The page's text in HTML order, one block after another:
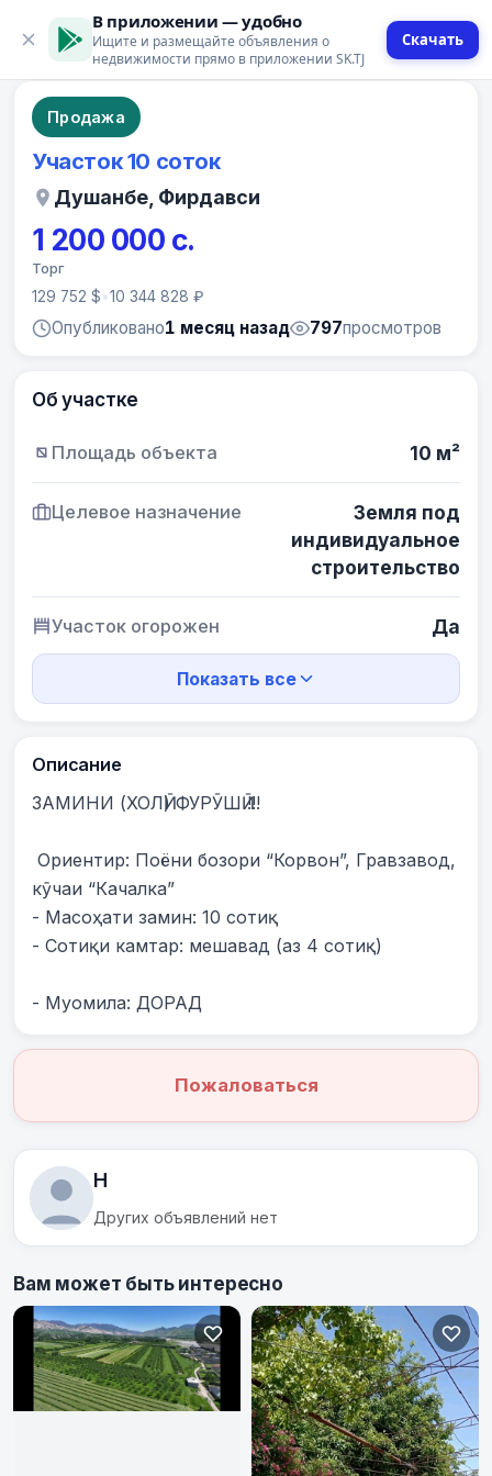
В приложении — удобно
Ищите и размещайте объявления о
недвижимости прямо в приложении SK.TJ
Скачать
9 фото
Продажа
Участок 10 соток
Душанбе, Фирдавси
1 200 000 с.
Торг
129 752 $•10 344 828 ₽
Опубликовано1 месяц назад 797просмотров
Об участке
Площадь объекта 10 м²
Целевое назначение
Земля под
индивидуальное
строительство
Участок огорожен Да
Показать все
Описание
ЗАМИНИ (ХОЛӢ) ФУРӮШӢ !!!
кӯчаи “Качалка”
- Масоҳати замин: 10 сотиқ
- Сотиқи камтар: мешавад (аз 4 сотиқ)
- Муомила: ДОРАД
Пожаловаться
H
Других объявлений нет
Вам может быть интересно